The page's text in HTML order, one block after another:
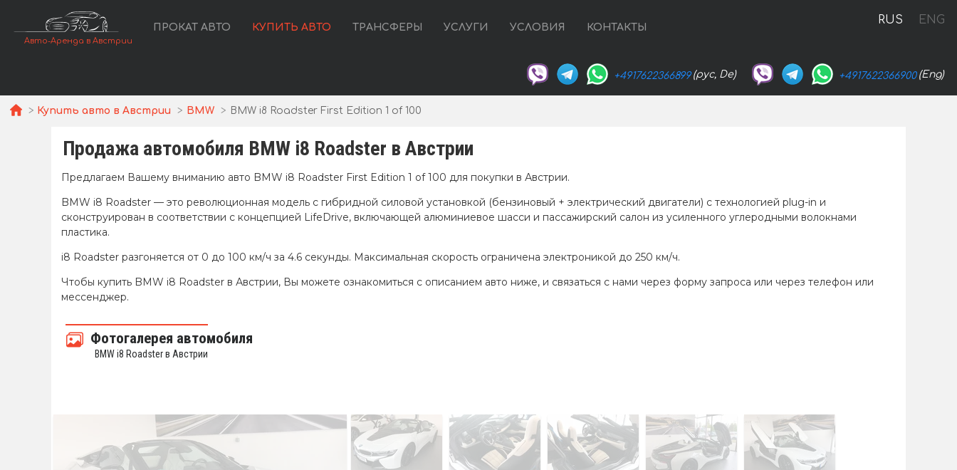
Авто-Аренда в Австрии
RUS ENG
ПРОКАТ АВТО КУПИТЬ АВТО ТРАНСФЕРЫ УСЛУГИ УСЛОВИЯ КОНТАКТЫ
+4917622366899 (рус, De) +4917622366900 (Eng)
Купить авто в Австрии BMW BMW i8 Roadster First Edition 1 of 100
Продажа автомобиля BMW i8 Roadster в Австрии
Предлагаем Вашему вниманию авто BMW i8 Roadster First Edition 1 of 100 для покупки в Австрии.
BMW i8 Roadster — это революционная модель с гибридной силовой установкой (бензиновый + электрический двигатели) с технологией plug-in и
сконструирован в соответствии с концепцией LifeDrive, включающей алюминиевое шасси и пассажирский салон из усиленного углеродными волокнами
пластика.
i8 Roadster разгоняется от 0 до 100 км/ч за 4.6 секунды. Максимальная скорость ограничена электроникой до 250 км/ч.
Чтобы купить BMW i8 Roadster в Австрии, Вы можете ознакомиться с описанием авто ниже, и связаться с нами через форму запроса или через телефон или
мессенджер.
Фотогалерея автомобиля
BMW i8 Roadster в Австрии